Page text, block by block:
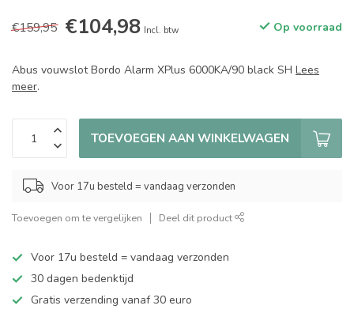
€159,95 €104,98 Incl. btw Op voorraad
Abus vouwslot Bordo Alarm XPlus 6000KA/90 black SH Lees
meer.
TOEVOEGEN AAN WINKELWAGEN
Voor 17u besteld = vandaag verzonden
Toevoegen om te vergelijken Deel dit product
Voor 17u besteld = vandaag verzonden
30 dagen bedenktijd
Gratis verzending vanaf 30 euro